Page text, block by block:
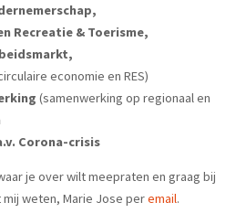
Recreatie & Toerisme,
economie en RES)
(samenwerking op regionaal en
Corona-crisis
je over wilt meepraten en graag bij
weten, Marie Jose peremail.